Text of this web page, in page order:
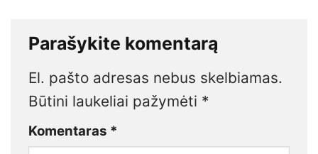
Parašykite komentarą
El. pašto adresas nebus skelbiamas.
Būtini laukeliai pažymėti *
Komentaras *